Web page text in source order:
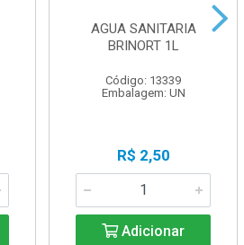
AGUA SANITARIA
BRINORT 1L
Código: 13339
Embalagem: UN
R$ 2,50
Adicionar